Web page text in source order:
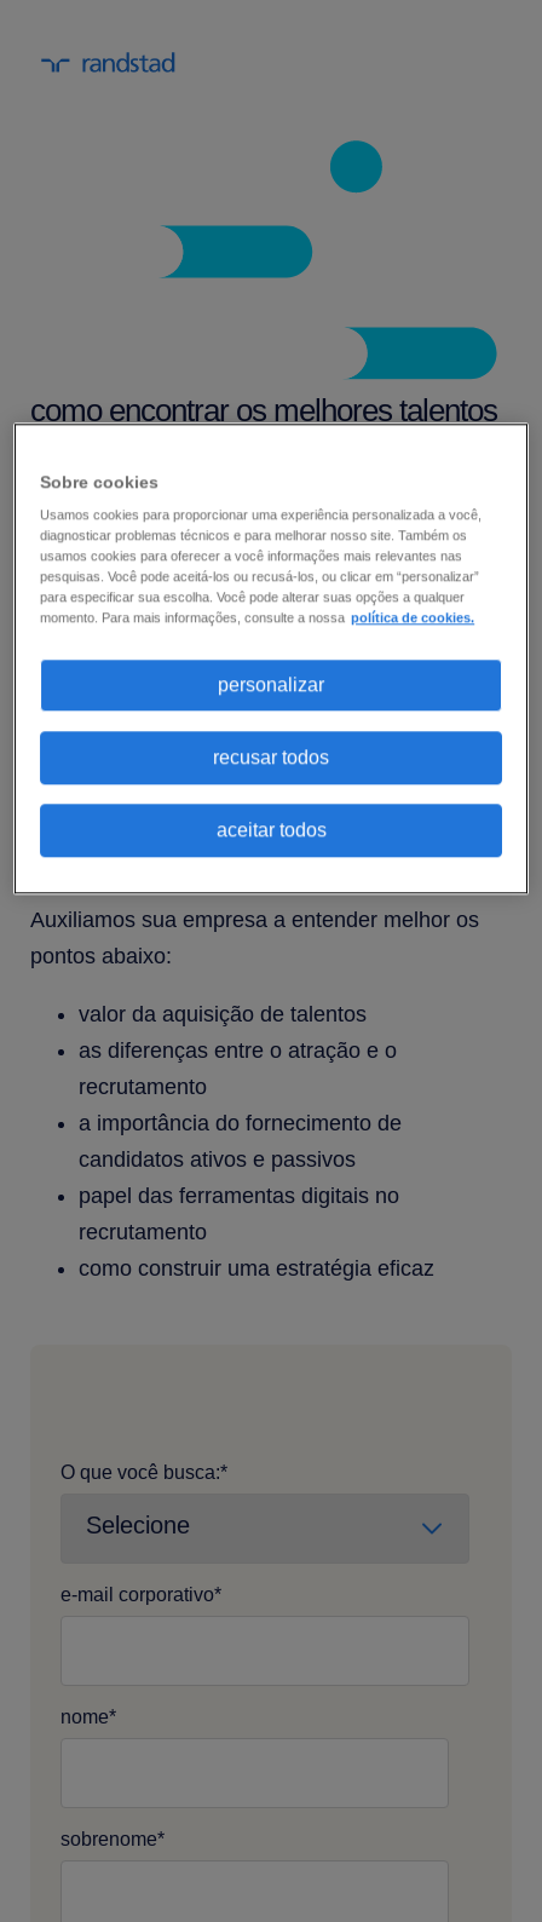
como encontrar os melhores talentos
Uma estratégia robusta para a atração de
candidatos ajudará sua empresa a preencher
suas vagas abertas mais rapidamente. O truque
é tomar medidas proativas agora para
desenvolver um processo forte que auxilie sua
empresa a adquirir o talento de que precisa para
hoje e para os próximos anos.
Baixe nosso guia e descubra como construir uma
estratégia de aquisição de talentos que
impulsione resultados.
Auxiliamos sua empresa a entender melhor os
pontos abaixo:
valor da aquisição de talentos
as diferenças entre o atração e o
recrutamento
a importância do fornecimento de
candidatos ativos e passivos
papel das ferramentas digitais no
recrutamento
como construir uma estratégia eficaz
O que você busca:*
e-mail corporativo*
nome*
sobrenome*
Sobre cookies
Usamos cookies para proporcionar uma experiência personalizada a você,
diagnosticar problemas técnicos e para melhorar nosso site. Também os
usamos cookies para oferecer a você informações mais relevantes nas
pesquisas. Você pode aceitá-los ou recusá-los, ou clicar em “personalizar”
para especificar sua escolha. Você pode alterar suas opções a qualquer
momento. Para mais informações, consulte a nossa política de cookies.
personalizar
recusar todos
aceitar todos